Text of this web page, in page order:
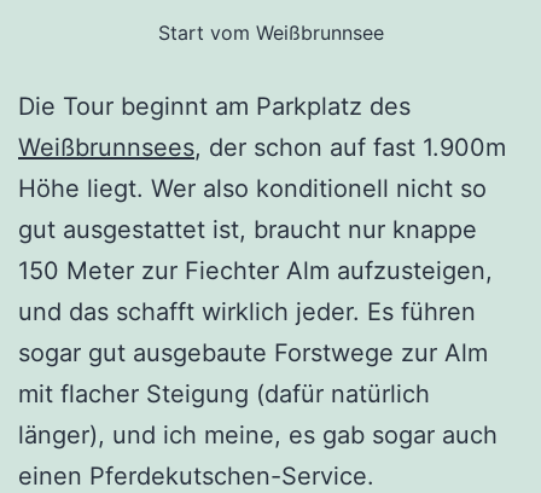
Start vom Weißbrunnsee
Die Tour beginnt am Parkplatz des
Weißbrunnsees, der schon auf fast 1.900m
Höhe liegt. Wer also konditionell nicht so
gut ausgestattet ist, braucht nur knappe
150 Meter zur Fiechter Alm aufzusteigen,
und das schafft wirklich jeder. Es führen
sogar gut ausgebaute Forstwege zur Alm
mit flacher Steigung (dafür natürlich
länger), und ich meine, es gab sogar auch
einen Pferdekutschen-Service.